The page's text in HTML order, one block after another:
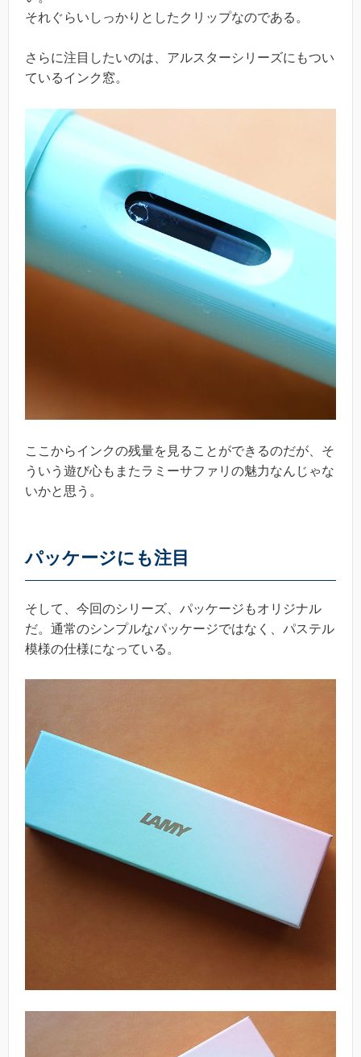
それぐらいしっかりとしたクリップなのである。
さらに注目したいのは、アルスターシリーズにもつい
ているインク窓。
ここからインクの残量を見ることができるのだが、そ
ういう遊び心もまたラミーサファリの魅力なんじゃな
いかと思う。
パッケージにも注目
そして、今回のシリーズ、パッケージもオリジナル
だ。通常のシンプルなパッケージではなく、パステル
模様の仕様になっている。